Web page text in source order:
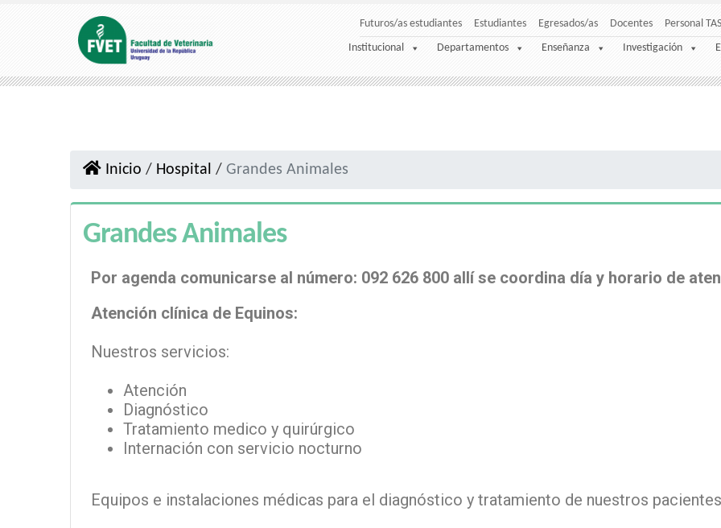
Futuros/as estudiantes Estudiantes Egresados/as Docentes Personal TAS
Institucional Departamentos Enseñanza Investigación
Inicio / Hospital / Grandes Animales
Grandes Animales
Por agenda comunicarse al número: 092 626 800 allí se coordina día y horario de
Atención clínica de Equinos:
Nuestros servicios:
Atención
Diagnóstico
Tratamiento medico y quirúrgico
Internación con servicio nocturno
Equipos e instalaciones médicas para el diagnóstico y tratamiento de nuestros